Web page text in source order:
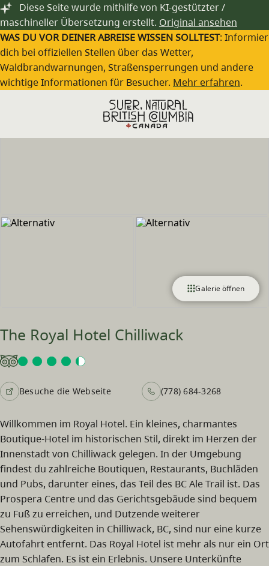
Zum Hauptinhalt springen
Diese Seite wurde mithilfe von KI-gestützter /
maschineller Übersetzung erstellt. Original ansehen
WAS DU VOR DEINER ABREISE WISSEN SOLLTEST:
dich bei offiziellen Stellen über das Wetter,
Waldbrandwarnungen, Straßensperrungen und andere
wichtige Informationen für Besucher. Mehr erfahren.
Galerie öffnen
The Royal Hotel Chilliwack
Besuche die Webseite (778) 684-3268
Willkommen im Royal Hotel. Ein kleines, charmantes
Boutique-Hotel im historischen Stil, direkt im Herzen der
Innenstadt von Chilliwack gelegen. In der Umgebung
findest du zahlreiche Boutiquen, Restaurants, Buchläden
und Pubs, darunter eines, das Teil des BC Ale Trail ist. Das
Prospera Centre und das Gerichtsgebäude sind bequem
zu Fuß zu erreichen, und Dutzende weiterer
Sehenswürdigkeiten in Chilliwack, BC, sind nur eine kurze
Autofahrt entfernt. Das Royal Hotel ist mehr als nur ein Ort
zum Schlafen. Es ist ein Erlebnis. Unsere Unterkünfte